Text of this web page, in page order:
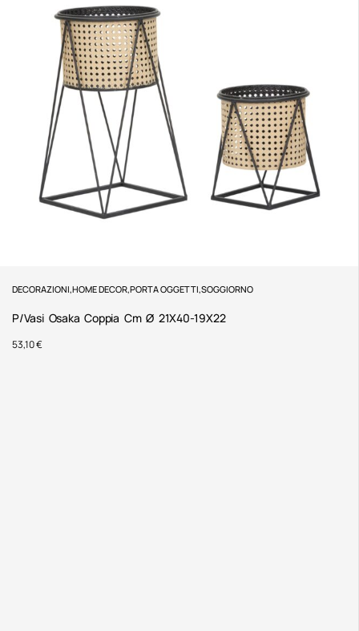
DECORAZIONI,HOME DECOR,PORTA OGGETTI,SOGGIORNO
P/Vasi Osaka Coppia Cm Ø 21X40-19X22
53,10€